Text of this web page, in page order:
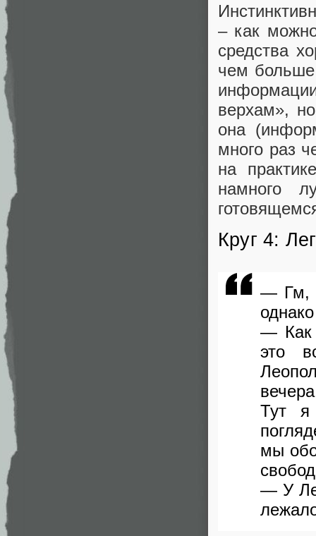
– как
средства
чем больше
верхам»,
она
много раз
на
намного
Круг 4:
— Гм,
— Как
это
Тут я
мы
— У